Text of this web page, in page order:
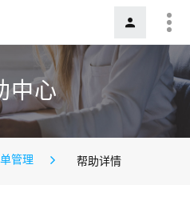
中心
管理 帮助详情